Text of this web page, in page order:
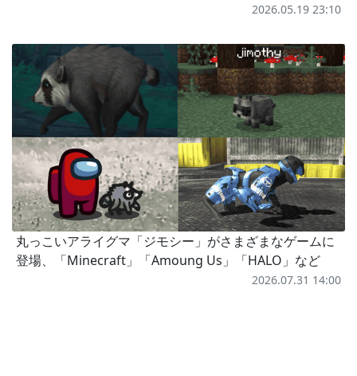
2026.05.19 23:10
丸っこいアライグマ「ジモシー」がさまざまなゲームに
登場、「Minecraft」「Amoung Us」「HALO」など
2026.07.31 14:00